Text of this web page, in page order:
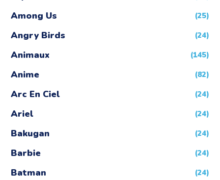
Among Us (25)
Angry Birds (24)
Animaux (145)
Anime (82)
Arc En Ciel (24)
Ariel (24)
Bakugan (24)
Barbie (24)
Batman (24)